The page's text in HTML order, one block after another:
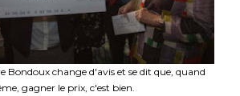
Bondoux change d'avis et se dit que, quand
gagner le prix, c'est bien.